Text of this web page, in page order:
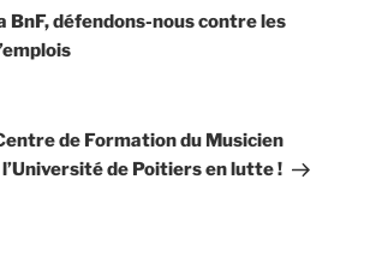
BnF, défendons-nous contre les
de Formation du Musicien
de Poitiers en lutte !